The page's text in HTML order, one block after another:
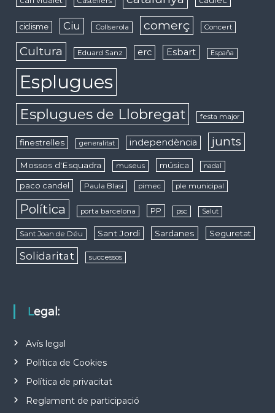
ciclisme Ciu Collserola comerç Concert
Cultura Eduard Sanz erc Esbart España
Esplugues
Esplugues de Llobregat festa major
finestrelles generalitat independència junts
Mossos d'Esquadra museus música nadal
paco candel Paula Blasi pimec ple municipal
Política porta barcelona PP psc Salut
Sant Joan de Déu Sant Jordi Sardanes Seguretat
Solidaritat successos
Legal:
Avís legal
Política de Cookies
Política de privacitat
Reglament de participació